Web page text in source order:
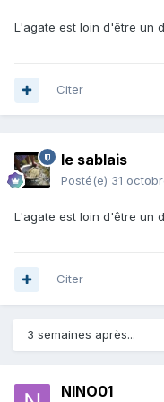
L'agate est loin d'être un
Citer
le sablais
Posté(e) 31
L'agate est loin d'être un
Citer
3 semaines après...
NINO01